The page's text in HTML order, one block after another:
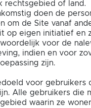
rechtsgebied of land.
doen de
om de Site vanaf
op eigen initiatief en
voor de
indien en voor
zijn.
voor gebruikers
Alle gebruikers die
waarin ze